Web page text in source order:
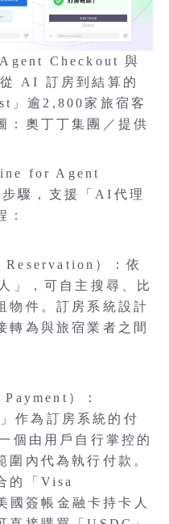
Checkout 與
AI 訂房到結算的
」逾2,800家旅宿客
奧丁丁集團／提供
for Agent
驟，支援「AI代理
：
Reservation）：依
」，可自主搜尋、比
物件。訂房系統設計
轉為與旅宿業者之間
）：
作為訂房系統的付
個由用戶自行掌控的
圍內代為執行付款。
的「Visa
簽帳金融卡持卡人